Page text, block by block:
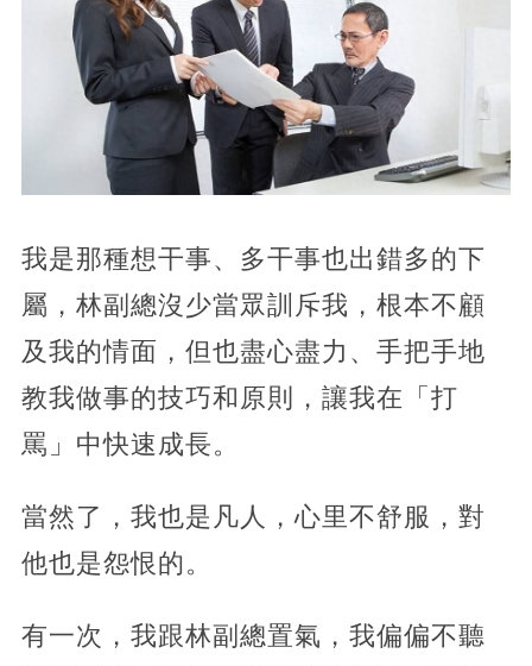
我是那種想干事、多干事也出錯多的下
屬，林副總沒少當眾訓斥我，根本不顧
及我的情面，但也盡心盡力、手把手地
教我做事的技巧和原則，讓我在「打
罵」中快速成長。
當然了，我也是凡人，心里不舒服，對
他也是怨恨的。
有一次，我跟林副總置氣，我偏偏不聽